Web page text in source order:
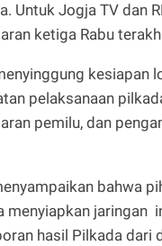
Untuk Jogja TV dan
ketiga Rabu
kesiapan
pelaksanaan
pemilu, dan
bahwa
menyiapkan jaringan
hasil Pilkada dari